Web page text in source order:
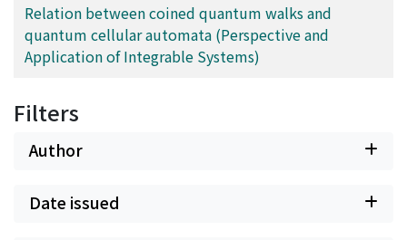
Relation between coined quantum walks and
quantum cellular automata (Perspective and
Application of Integrable Systems)
Filters
Author
Date issued